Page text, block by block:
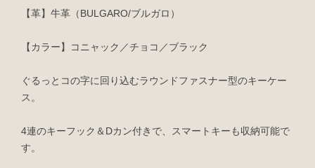
【革】牛革（BULGARO/ブルガロ）
【カラー】コニャック／チョコ／ブラック
ぐるっとコの字に回り込むラウンドファスナー型のキーケー
ス。
4連のキーフック＆Dカン付きで、スマートキーも収納可能で
す。